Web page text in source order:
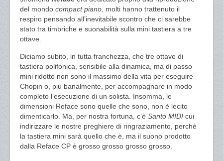
del mondo compact piano , molti hanno trattenuto il
respiro pensando all’inevitabile scontro che ci sarebbe
stato tra timbriche e suonabilità sulla mini tastiera a tre
ottave.
Diciamo subito, in tutta franchezza, che tre ottave di
tastiera polifonica, sensibile alla dinamica, ma di passo
mini ridotto non sono il massimo della vita per eseguire
Chopin o, più banalmente, per accompagnare in modo
completo l’esecuzione di un solista. Insomma, le
dimensioni Reface sono quelle che sono, non è lecito
dimenticarlo. Ma, per nostra fortuna, c’è Santo MIDI cui
indirizzare le nostre preghiere di ringraziamento, perchè
la tastiera mini sarà quello che è, ma il suono prodotto
dalla Reface CP è grosso grosso grosso grosso.